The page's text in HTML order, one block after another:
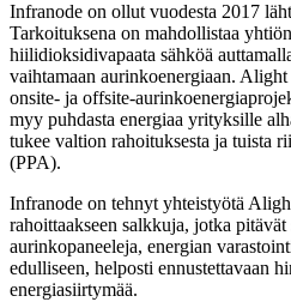
Infranode on ollut vuodesta 2017
Tarkoituksena on mahdollistaa
hiilidioksidivapaata sähköä
vaihtamaan aurinkoenergiaan.
onsite- ja offsite-
myy puhdasta energiaa yrityksille
tukee valtion rahoituksesta ja tuista
(PPA).
Infranode on tehnyt yhteistyötä
rahoittaakseen salkkuja, jotka
aurinkopaneeleja, energian
edulliseen, helposti ennustettavaan
energiasiirtymää.